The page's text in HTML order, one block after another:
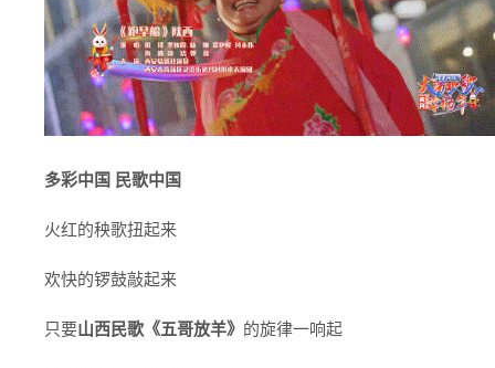
多彩中国 民歌中国
火红的秧歌扭起来
欢快的锣鼓敲起来
只要山西民歌《五哥放羊》 的旋律一响起